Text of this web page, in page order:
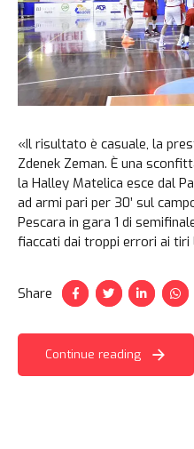
«Il risultato è casuale, la
Zdenek Zeman. È una
la Halley Matelica esce dal
ad armi pari per 30’ sul
Pescara in gara 1 di
fiaccati dai troppi errori ai tiri
Share
Continue reading